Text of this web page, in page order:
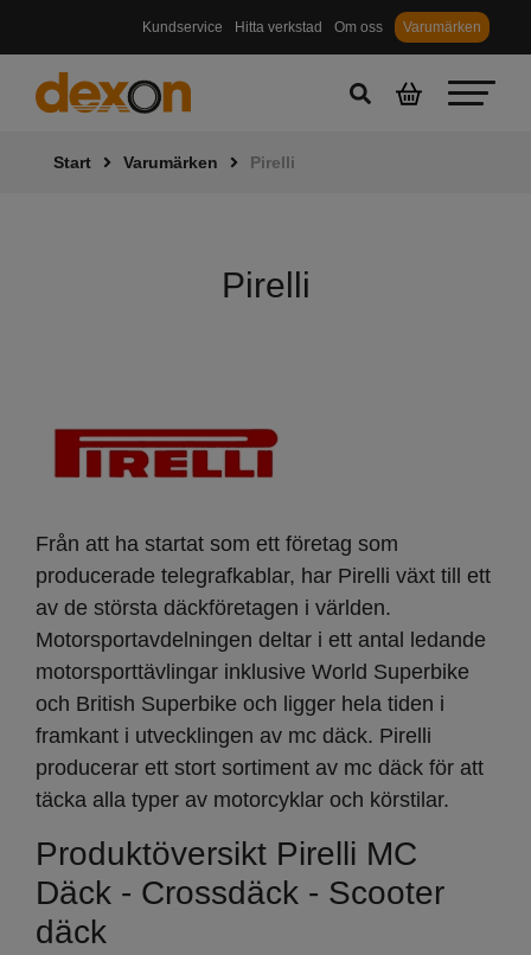
Kundservice Hitta verkstad Om oss Varumärken
Start Varumärken Pirelli
Pirelli
Från att ha startat som ett företag som
producerade telegrafkablar, har Pirelli växt till ett
av de största däckföretagen i världen.
Motorsportavdelningen deltar i ett antal ledande
motorsporttävlingar inklusive World Superbike
och British Superbike och ligger hela tiden i
framkant i utvecklingen av mc däck. Pirelli
producerar ett stort sortiment av mc däck för att
täcka alla typer av motorcyklar och körstilar.
Produktöversikt Pirelli MC
Däck - Crossdäck - Scooter
däck